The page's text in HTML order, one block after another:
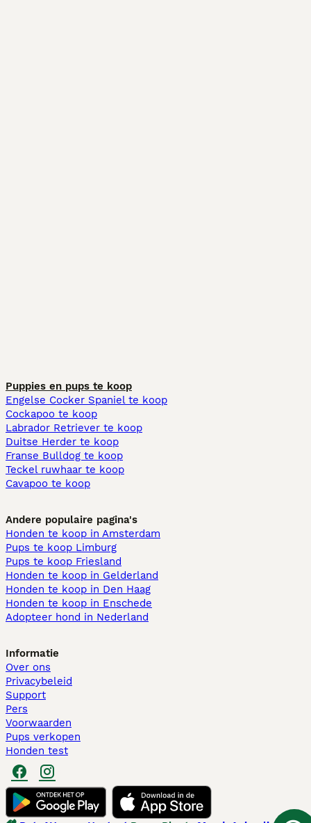
Puppies en pups te koop
Engelse Cocker Spaniel te koop
Cockapoo te koop
Labrador Retriever te koop
Duitse Herder te koop
Franse Bulldog te koop
Teckel ruwhaar te koop
Cavapoo te koop
Andere populaire pagina's
Honden te koop in Amsterdam
Pups te koop Limburg​
Pups te koop Friesland​
Honden te koop in Gelderland
Honden te koop in Den Haag
Honden te koop in Enschede
Adopteer hond in Nederland
Informatie
Over ons
Privacybeleid
Support
Pers
Voorwaarden
Pups verkopen
Honden test